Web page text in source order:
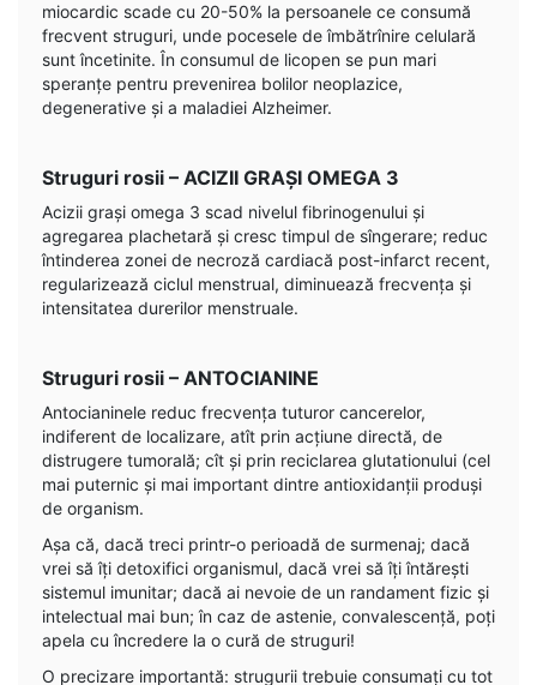
miocardic scade cu 20-50% la persoanele ce consumă
frecvent struguri, unde pocesele de îmbătrînire celulară
sunt încetinite. În consumul de licopen se pun mari
speranțe pentru prevenirea bolilor neoplazice,
degenerative și a maladiei Alzheimer.
Struguri rosii – ACIZII GRAȘI OMEGA 3
Acizii grași omega 3 scad nivelul fibrinogenului și
agregarea plachetară și cresc timpul de sîngerare; reduc
întinderea zonei de necroză cardiacă post-infarct recent,
regularizează ciclul menstrual, diminuează frecvența și
intensitatea durerilor menstruale.
Struguri rosii – ANTOCIANINE
Antocianinele reduc frecvența tuturor cancerelor,
indiferent de localizare, atît prin acțiune directă, de
distrugere tumorală; cît și prin reciclarea glutationului (cel
mai puternic și mai important dintre antioxidanții produși
de organism.
Aşa că, dacă treci printr-o perioadă de surmenaj; dacă
vrei să îţi detoxifici organismul, dacă vrei să îţi întăreşti
sistemul imunitar; dacă ai nevoie de un randament fizic şi
intelectual mai bun; în caz de astenie, convalescenţă, poţi
apela cu încredere la o cură de struguri!
O precizare importantă: strugurii trebuie consumaţi cu tot